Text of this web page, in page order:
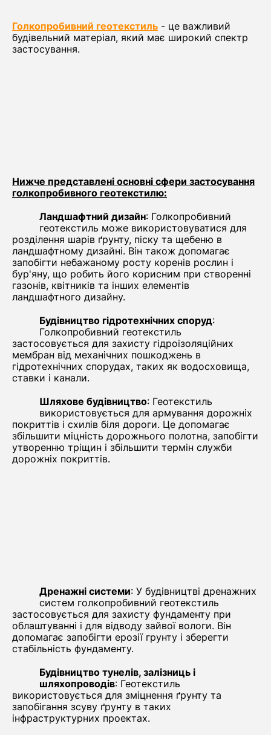
Голкопробивний геотекстиль - це важливий
будівельний матеріал, який має широкий спектр
застосування.
Нижче представлені основні сфери застосування
голкопробивного геотекстилю:
Ландшафтний дизайн: Голкопробивний
геотекстиль може використовуватися для
розділення шарів ґрунту, піску та щебеню в
ландшафтному дизайні. Він також допомагає
запобігти небажаному росту коренів рослин і
бур'яну, що робить його корисним при створенні
газонів, квітників та інших елементів
ландшафтного дизайну.
Будівництво гідротехнічних споруд:
Голкопробивний геотекстиль
застосовується для захисту гідроізоляційних
мембран від механічних пошкоджень в
гідротехнічних спорудах, таких як водосховища,
ставки і канали.
Шляхове будівництво: Геотекстиль
використовується для армування дорожніх
покриттів і схилів біля дороги. Це допомагає
збільшити міцність дорожнього полотна, запобігти
утворенню тріщин і збільшити термін служби
дорожніх покриттів.
Дренажні системи: У будівництві дренажних
систем голкопробивний геотекстиль
застосовується для захисту фундаменту при
облаштуванні і для відводу зайвої вологи. Він
допомагає запобігти ерозії грунту і зберегти
стабільність фундаменту.
Будівництво тунелів, залізниць і
шляхопроводів: Геотекстиль
використовується для зміцнення ґрунту та
запобігання зсуву ґрунту в таких
інфраструктурних проектах.